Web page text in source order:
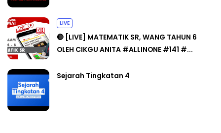
LIVE
🔴 [LIVE] MATEMATIK SR, WANG TAHUN 6
OLEH CIKGU ANITA #ALLINONE #141 #...
Sejarah Tingkatan 4